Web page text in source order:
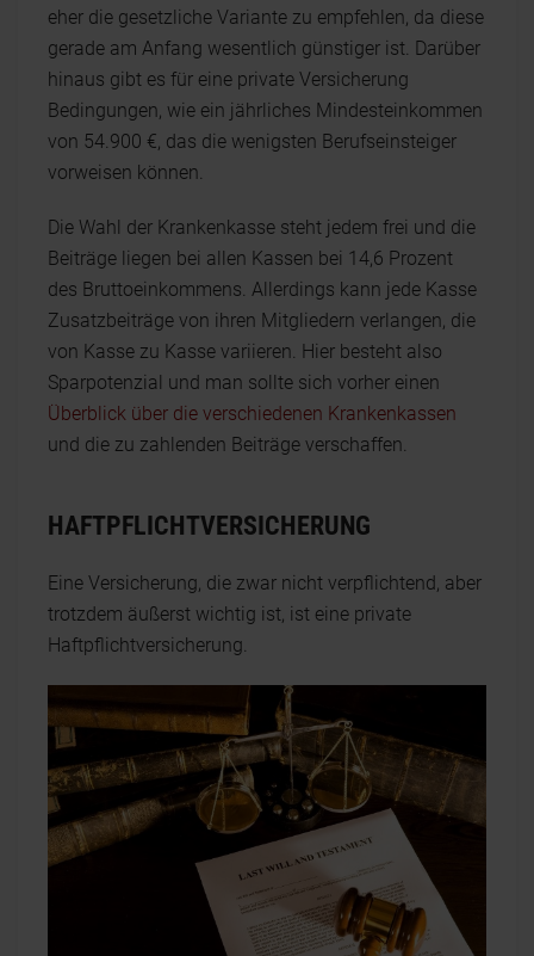
eher die gesetzliche Variante zu empfehlen, da diese
gerade am Anfang wesentlich günstiger ist. Darüber
hinaus gibt es für eine private Versicherung
Bedingungen, wie ein jährliches Mindesteinkommen
von 54.900 €, das die wenigsten Berufseinsteiger
vorweisen können.
Die Wahl der Krankenkasse steht jedem frei und die
Beiträge liegen bei allen Kassen bei 14,6 Prozent
des Bruttoeinkommens. Allerdings kann jede Kasse
Zusatzbeiträge von ihren Mitgliedern verlangen, die
von Kasse zu Kasse variieren. Hier besteht also
Sparpotenzial und man sollte sich vorher einen
Überblick über die verschiedenen Krankenkassen
und die zu zahlenden Beiträge verschaffen.
HAFTPFLICHTVERSICHERUNG
Eine Versicherung, die zwar nicht verpflichtend, aber
trotzdem äußerst wichtig ist, ist eine private
Haftpflichtversicherung.